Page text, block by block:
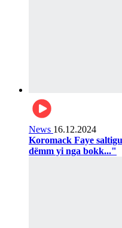
News 16.12.2024
Koromack Faye
dëmm yi nga bokk..."